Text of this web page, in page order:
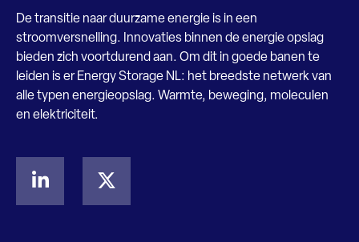
De transitie naar duurzame energie is in een
stroomversnelling. Innovaties binnen de energie opslag
bieden zich voortdurend aan. Om dit in goede banen te
leiden is er Energy Storage NL: het breedste netwerk van
alle typen energieopslag. Warmte, beweging, moleculen
en elektriciteit.